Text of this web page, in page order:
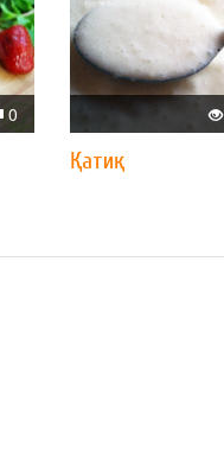
0
Қатиқ